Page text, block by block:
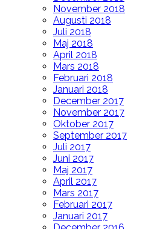
November 2018
Augusti 2018
Juli 2018
Maj 2018
April 2018
Mars 2018
Februari 2018
Januari 2018
December 2017
November 2017
Oktober 2017
September 2017
Juli 2017
Juni 2017
Maj 2017
April 2017
Mars 2017
Februari 2017
Januari 2017